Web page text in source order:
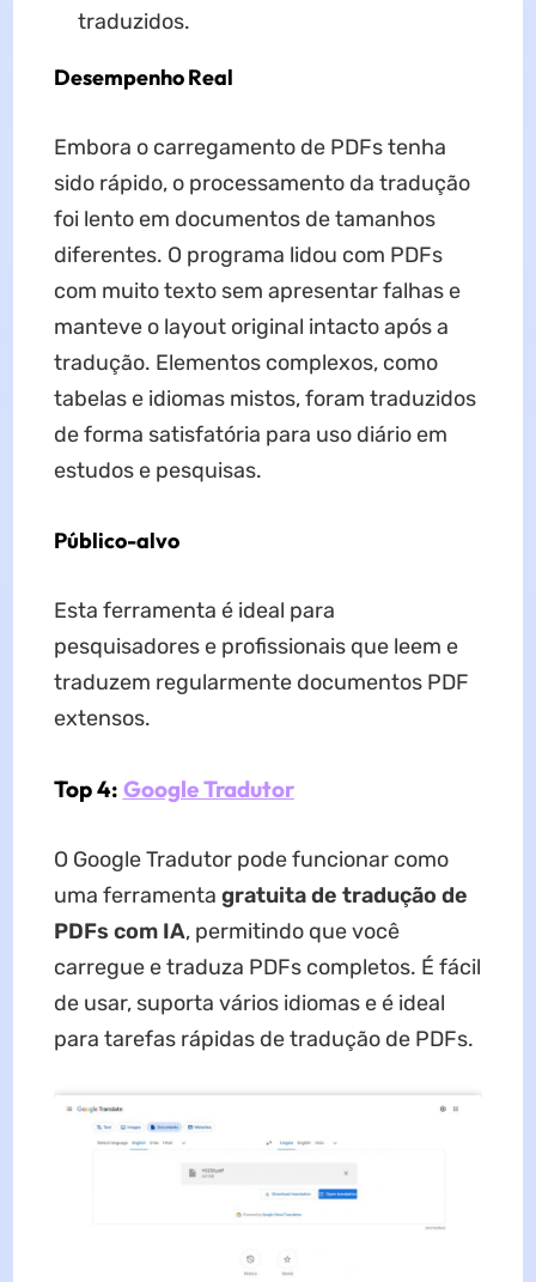
traduzidos.
Desempenho Real
Embora o carregamento de PDFs tenha
sido rápido, o processamento da tradução
foi lento em documentos de tamanhos
diferentes. O programa lidou com PDFs
com muito texto sem apresentar falhas e
manteve o layout original intacto após a
tradução. Elementos complexos, como
tabelas e idiomas mistos, foram traduzidos
de forma satisfatória para uso diário em
estudos e pesquisas.
Público-alvo
Esta ferramenta é ideal para
pesquisadores e profissionais que leem e
traduzem regularmente documentos PDF
extensos.
Top 4: Google Tradutor
O Google Tradutor pode funcionar como
uma ferramenta gratuita de tradução de
PDFs com IA, permitindo que você
carregue e traduza PDFs completos. É fácil
de usar, suporta vários idiomas e é ideal
para tarefas rápidas de tradução de PDFs.